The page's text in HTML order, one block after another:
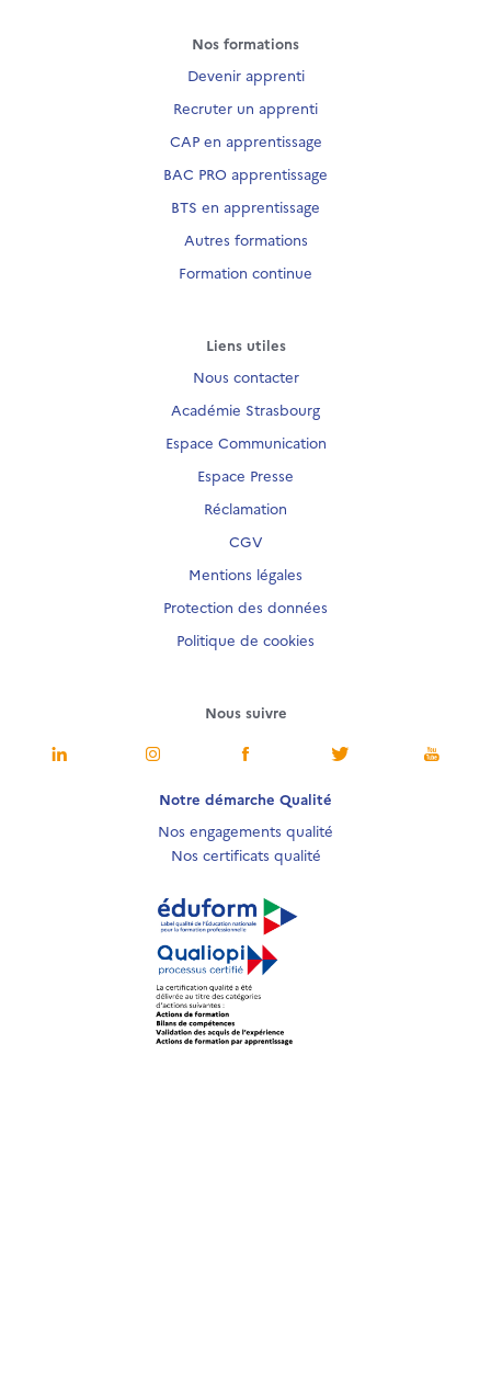
Nos formations
Devenir apprenti
Recruter un apprenti
CAP en apprentissage
BAC PRO apprentissage
BTS en apprentissage
Autres formations
Formation continue
Liens utiles
Nous contacter
Académie Strasbourg
Espace Communication
Espace Presse
Réclamation
CGV
Mentions légales
Protection des données
Politique de cookies
Nous suivre
Notre démarche Qualité
Nos engagements qualité
Nos certificats qualité